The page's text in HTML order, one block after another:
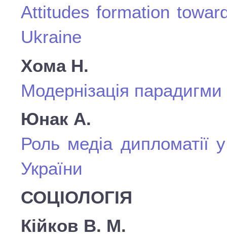
Attitudes formation
Ukraine
Хома Н.
Модернізація
Юнак А.
Роль медіа дипломатії
України
СОЦІОЛОГІЯ
Кійков В. М.